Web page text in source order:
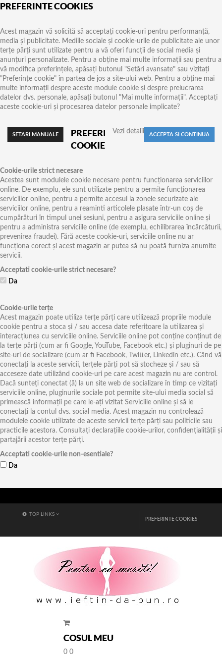
PREFERINTE COOKIES
Acest magazin vă solicită să acceptați cookie-uri pentru performanță,
media și publicitate. Mediile sociale și cookie-urile de publicitate ale unor
terțe părți sunt utilizate pentru a vă oferi funcții de social media și
anunțuri personalizate. Pentru a obține mai multe informații sau pentru a
vă modifica preferințele, apăsați butonul "Setări avansate" sau vizitați
"Preferințe cookie" în partea de jos a site-ului web. Pentru a obține mai
multe informații despre aceste module cookie și despre prelucrarea
datelor dvs. personale, apăsați butonul "Mai multe informații". Acceptați
aceste cookie-uri și procesarea datelor personale implicate?
Vezi detalii
PREFERINTE
COOKIES
Cookie-urile strict necesare
Acestea sunt modulele cookie necesare pentru funcționarea serviciilor
online. De exemplu, ele sunt utilizate pentru a permite funcționarea
serviciilor online, pentru a permite accesul la zonele securizate ale
serviciilor online, pentru a reaminti articolele plasate într-un coș de
cumpărături în timpul unei sesiuni, pentru a asigura serviciile online și
pentru a administra serviciile online (de exemplu, echilibrarea încărcăturii,
prevenirea fraudei). Fără aceste cookie-uri, serviciile online nu ar
funcționa corect și acest magazin ar putea să nu poată furniza anumite
servicii.
Acceptati cookie-urile strict necesare?
Da
Cookie-urile terțe
Acest magazin poate utiliza terțe părți care utilizează propriile module
cookie pentru a stoca și / sau accesa date referitoare la utilizarea și
interacțiunea cu serviciile online. Serviciile online pot conține conținut de
la terțe părți (cum ar fi Google, YouTube, Facebook etc.) și pluginuri de pe
site-uri de socializare (cum ar fi Facebook, Twitter, Linkedin etc.). Când vă
conectați la aceste servicii, terțele părți pot să stocheze și / sau să
acceseze date utilizând cookie-uri pe care acest magazin nu are control.
Dacă sunteți conectat (ă) la un site web de socializare în timp ce vizitați
serviciile online, pluginurile sociale pot permite site-ului media social să
primească informații pe care le-ați vizitat Serviciile online și să le
conectați la contul dvs. social media. Acest magazin nu controlează
modulele cookie utilizate de aceste servicii terțe părți sau politicile sau
practicile acestora. Consultați declarațiile cookie-urilor, confidențialității și
partajării acestor terțe părți.
Acceptati cookie-urile non-esentiale?
Da
TOP LINKS
PREFERINTE COOKIES
COSUL MEU
0 0